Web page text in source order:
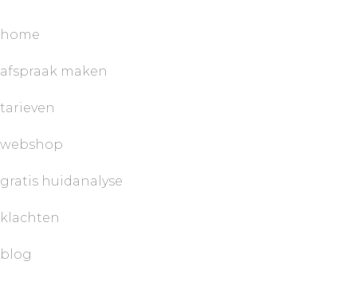
home
afspraak maken
tarieven
webshop
gratis huidanalyse
klachten
blog